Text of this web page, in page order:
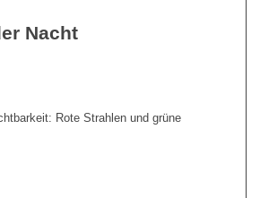
Nacht
Rote Strahlen und grüne